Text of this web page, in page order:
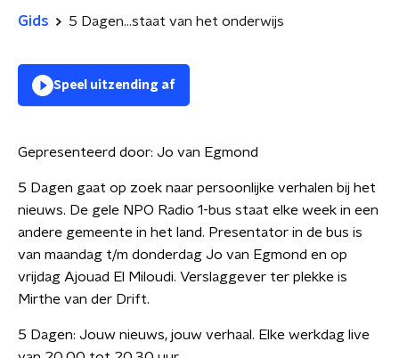
Gids 5 Dagen...staat van het onderwijs
Speel uitzending af
Gepresenteerd door: Jo van Egmond
5 Dagen gaat op zoek naar persoonlijke verhalen bij het
nieuws. De gele NPO Radio 1-bus staat elke week in een
andere gemeente in het land. Presentator in de bus is
van maandag t/m donderdag Jo van Egmond en op
vrijdag Ajouad El Miloudi. Verslaggever ter plekke is
Mirthe van der Drift.
5 Dagen: Jouw nieuws, jouw verhaal. Elke werkdag live